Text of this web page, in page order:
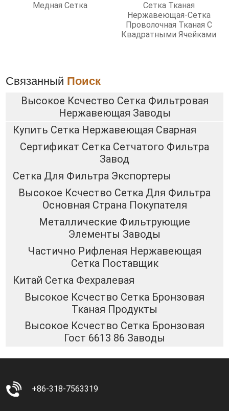
Медная Сетка
Сетка Тканая
Нержавеющая-Сетка
Проволочная Тканая С
Квадратными Ячейками
Связанный Поиск
Высокое Ксчество Сетка Фильтровая
Нержавеющая Заводы
Купить Сетка Нержавеющая Сварная
Сертификат Сетка Сетчатого Фильтра
Завод
Сетка Для Фильтра Экспортеры
Высокое Ксчество Сетка Для Фильтра
Основная Страна Покупателя
Металлические Фильтрующие
Элементы Заводы
Частично Рифленая Нержавеющая
Сетка Поставщик
Китай Сетка Фехралевая
Высокое Ксчество Сетка Бронзовая
Тканая Продукты
Высокое Ксчество Сетка Бронзовая
Гост 6613 86 Заводы
+86-318-7563319